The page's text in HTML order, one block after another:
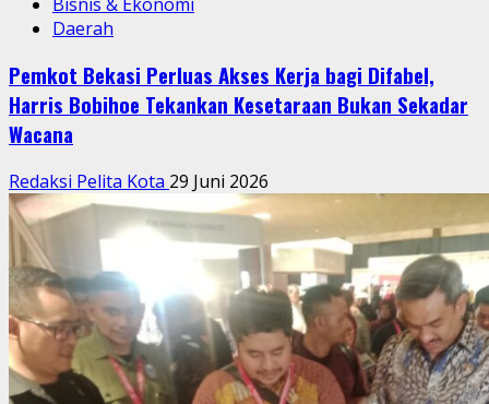
Daerah
Pemkot Bekasi Perluas Akses Kerja bagi Difabel,
Harris Bobihoe Tekankan Kesetaraan Bukan Sekadar
Wacana
Redaksi Pelita Kota 29 Juni 2026